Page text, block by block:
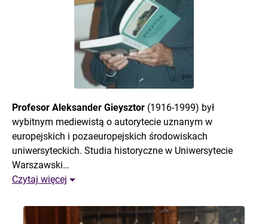
Profesor Aleksander Gieysztor (1916-1999) był
wybitnym mediewistą o autorytecie uznanym w
europejskich i pozaeuropejskich środowiskach
uniwersyteckich. Studia historyczne w Uniwersytecie
Warszawski…
Czytaj więcej